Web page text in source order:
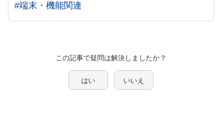
#端末・機能関連
この記事で疑問は解決しましたか？
はい いいえ